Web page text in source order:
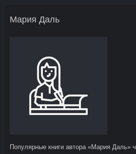
Мария Даль
Популярные книги автора «Мария Даль»